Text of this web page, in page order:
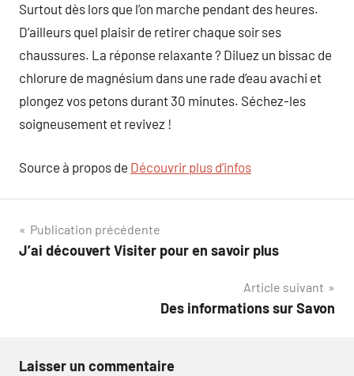
Surtout dès lors que l’on marche pendant des heures.
D’ailleurs quel plaisir de retirer chaque soir ses
chaussures. La réponse relaxante ? Diluez un bissac de
chlorure de magnésium dans une rade d’eau avachi et
plongez vos petons durant 30 minutes. Séchez-les
soigneusement et revivez !
Source à propos de Découvrir plus d’infos
Navigation
de
Publication précédente
J’ai découvert Visiter pour en savoir plus
Article suivant
Des informations sur Savon
Laisser un commentaire